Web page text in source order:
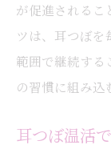
が促進されるこ
ツは、耳つぼ
範囲で継続する
の習慣に組み込
耳つぼ温活